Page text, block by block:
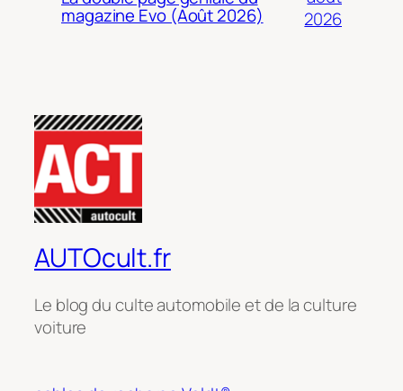
magazine Evo (Août 2026)
2026
AUTOcult.fr
Le blog du culte automobile et de la culture
voiture